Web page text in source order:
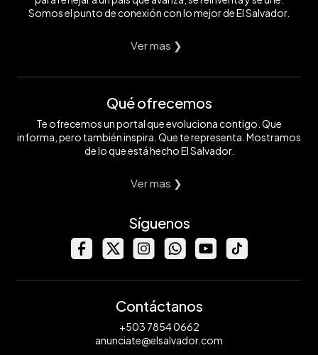
Somos el punto de conexión con lo mejor de El Salvador.
Ver mas ❯
Qué ofrecemos
Te ofrecemos un portal que evoluciona contigo. Que
informa, pero también inspira. Que te representa. Mostramos
de lo que está hecho El Salvador.
Ver mas ❯
Síguenos
Contáctanos
+503 7854 0662
anunciate@elsalvador.com